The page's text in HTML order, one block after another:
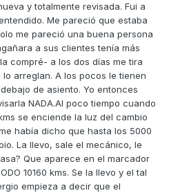
y totalmente revisada. Fui a
Me pareció que estaba
me pareció una buena persona
a sus clientes tenía más
compré- a los dos días me tira
arreglan. A los pocos le tienen
de asiento. Yo entonces
NADA.Al poco tiempo cuando
se enciende la luz del cambio
había dicho que hasta los 5000
La llevo, sale el mecánico, le
Que aparece en el marcador
10160 kms. Se la llevo y el tal
empieza a decir que el